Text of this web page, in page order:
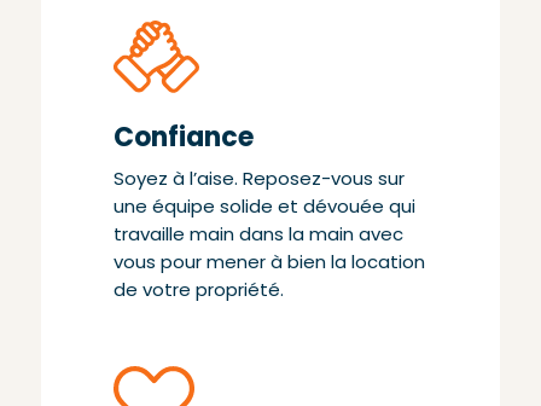
Confiance
Soyez à l’aise. Reposez-vous sur
une équipe solide et dévouée qui
travaille main dans la main avec
vous pour mener à bien la location
de votre propriété.